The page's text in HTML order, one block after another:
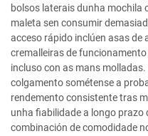
bolsos laterais dunha mochila
maleta sen consumir
acceso rápido inclúen asas
cremalleiras de
incluso con as mans
colgamento sométense a
rendemento consistente tras
unha fiabilidade a longo prazo
combinación de comodidade